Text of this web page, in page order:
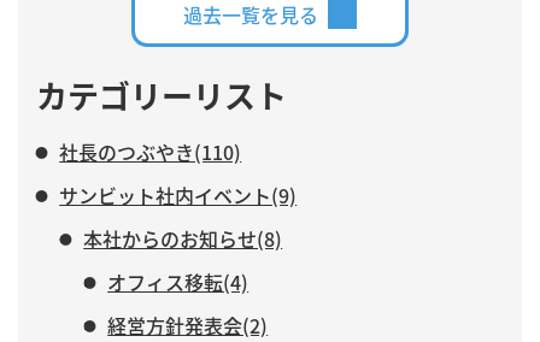
過去一覧を見る
カテゴリーリスト
社長のつぶやき(110)
サンビット社内イベント(9)
本社からのお知らせ(8)
オフィス移転(4)
経営方針発表会(2)